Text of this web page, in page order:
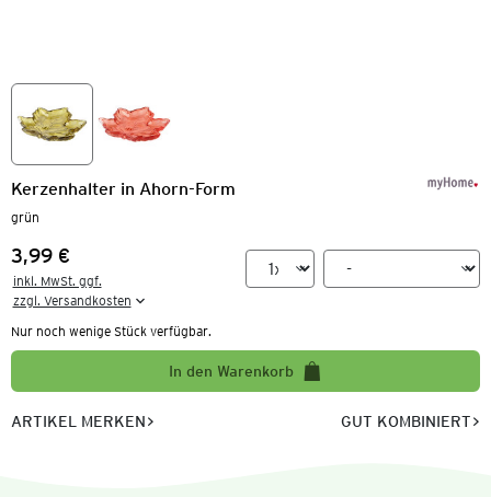
Kerzenhalter in Ahorn-Form
grün
Preis:
3,99 €
inkl. MwSt. ggf.
zzgl. Versandkosten
Nur noch wenige Stück verfügbar.
In den Warenkorb
ARTIKEL MERKEN GUT KOMBINIERT